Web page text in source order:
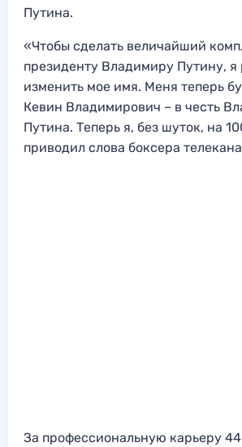
Путина.
«Чтобы сделать величайший
президенту Владимиру Путину,
изменить мое имя. Меня теперь
Кевин Владимирович – в честь
Путина. Теперь я, без шуток, на
приводил слова боксера
За профессиональную карьеру